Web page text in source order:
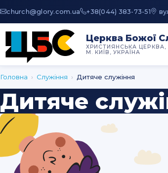
au.moc.yrolg@hcruhc +38(044) 383-73-51
Церква Божої
ХРИСТИЯНСЬКА ЦЕРКВА,
М. КИЇВ, УКРАЇНА
Головна › Служіння › Дитяче служіння
Дитяче